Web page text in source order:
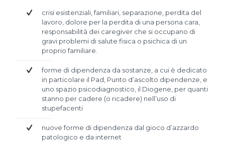
crisi esistenziali, familiari, separazione, perdita del
lavoro, dolore per la perdita di una persona cara,
responsabilità dei caregiver che si occupano di
gravi problemi di salute fisica o psichica di un
proprio familiare.
forme di dipendenza da sostanze, a cui è dedicato
in particolare il Pad, Punto d’ascolto dipendenze, e
uno spazio psicodiagnostico, il Diogene, per quanti
stanno per cadere (o ricadere) nell’uso di
stupefacenti
nuove forme di dipendenza dal gioco d’azzardo
patologico e da internet